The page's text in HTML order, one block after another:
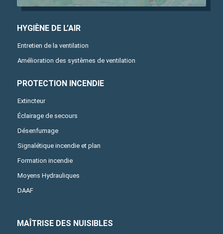
HYGIÈNE DE L’AIR
Entretien de la ventilation
Amélioration des systèmes de ventilation
PROTECTION INCENDIE
Extincteur
Éclairage de secours
Désenfumage
Signalétique incendie et plan
Formation incendie
Moyens Hydrauliques
DAAF
MAÎTRISE DES NUISIBLES